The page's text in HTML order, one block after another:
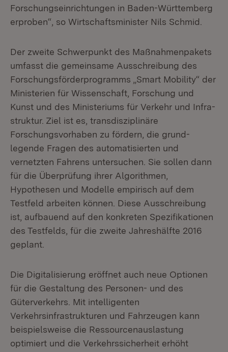
Forschungseinrichtungen in Baden-Württemberg
erproben“, so Wirtschafts­minister Nils Schmid.
Der zweite Schwerpunkt des Maßnahmenpakets
umfasst die gemeinsame Aus­schreibung des
Forschungsförderprogramms „Smart Mobility“ der
Ministerien für Wissenschaft, Forschung und
Kunst und des Ministeriums für Verkehr und Infra­
struktur. Ziel ist es, transdisziplinäre
Forschungsvorhaben zu fördern, die grund­
legende Fragen des automatisierten und
vernetzten Fahrens untersuchen. Sie sollen dann
für die Überprüfung ihrer Algorithmen,
Hypothesen und Modelle em­pirisch auf dem
Testfeld arbeiten können. Diese Ausschreibung
ist, aufbauend auf den konkreten Spezifikationen
des Testfelds, für die zweite Jahreshälfte 2016
geplant.
Die Digitalisierung eröffnet auch neue Optionen
für die Gestaltung des Perso­nen- und des
Güterverkehrs. Mit intelligenten
Verkehrsinfrastrukturen und Fahr­zeugen kann
beispielsweise die Ressourcenauslastung
optimiert und die Ver­kehrssicherheit erhöht